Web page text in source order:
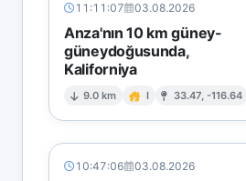
11:11:07 03.08.2026
Anza'nın 10 km güney-
güneydoğusunda,
Kaliforniya
9.0 km I 33.47, -116.64
10:47:06 03.08.2026